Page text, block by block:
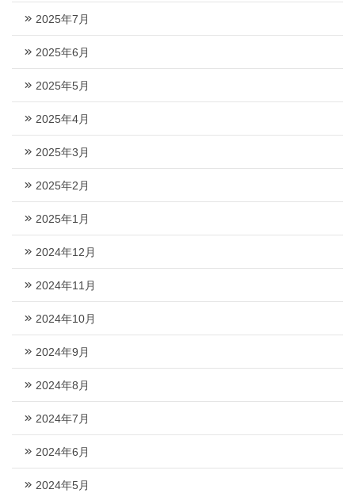
2025年7月
2025年6月
2025年5月
2025年4月
2025年3月
2025年2月
2025年1月
2024年12月
2024年11月
2024年10月
2024年9月
2024年8月
2024年7月
2024年6月
2024年5月